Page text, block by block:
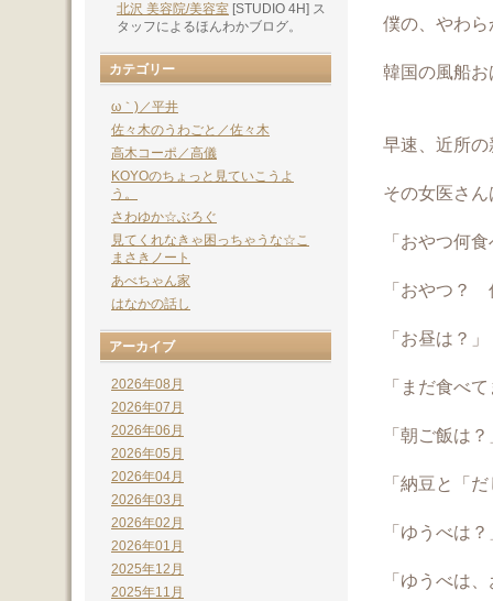
僕の、やわ
韓国の風船
早速、近所
その女医さ
「おやつ何
「おやつ？
「お昼は？」
「まだ食べ
「朝ご飯は
「納豆と「
「ゆうべは
「ゆうべは
北沢 美容院/美容室 [STUDIO 4H] ス
タッフによるほんわかブログ。
カテゴリー
ω｀)／平井
佐々木のうわごと／佐々木
高木コーポ／高儀
KOYOのちょっと見ていこうよ
う。
さわゆか☆ぶろぐ
見てくれなきゃ困っちゃうな☆こ
まさきノート
あべちゃん家
はなかの話し
アーカイブ
2026年08月
2026年07月
2026年06月
2026年05月
2026年04月
2026年03月
2026年02月
2026年01月
2025年12月
2025年11月